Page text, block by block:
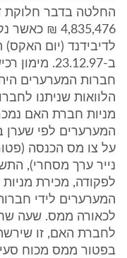
החלטה בדבר חלוקת
4,835,476 ₪
לדיבידנד (יום
ב-23.12.97.
חברות המערערים
הלוואות שניתנו
מניות חברת האם
המערערים לפי
על צו מס הכנסה
לפקודה, מכירת
המערערים לידי
לכאורה ממס. שעה
לחברת האם, זו